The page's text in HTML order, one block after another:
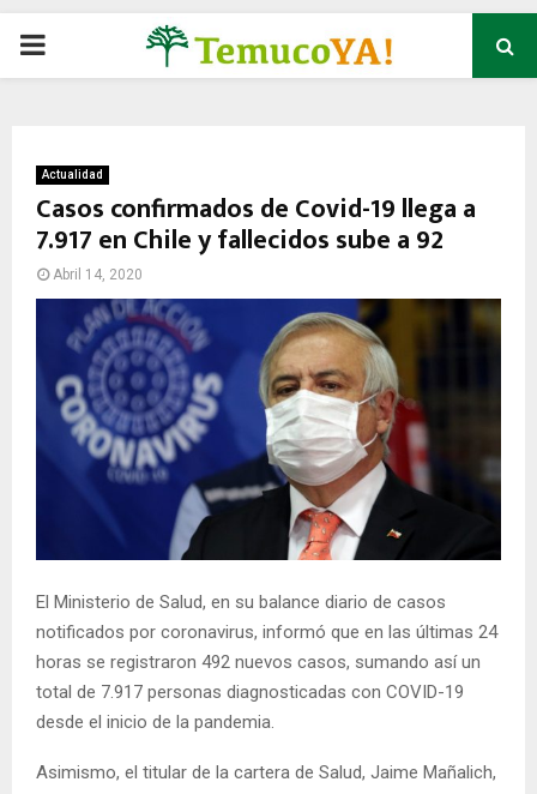
P
M
A
E
N
U
Actualidad
Casos confirmados de Covid-19 llega a
7.917 en Chile y fallecidos sube a 92
Abril 14, 2020
El Ministerio de Salud, en su balance diario de casos
notificados por coronavirus, informó que en las últimas 24
horas se registraron 492 nuevos casos, sumando así un
total de 7.917 personas diagnosticadas con COVID-19
desde el inicio de la pandemia.
Asimismo, el titular de la cartera de Salud, Jaime Mañalich,